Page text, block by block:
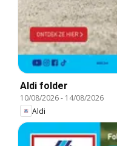
Aldi folder
10/08/2026- 14/08/2026
Aldi